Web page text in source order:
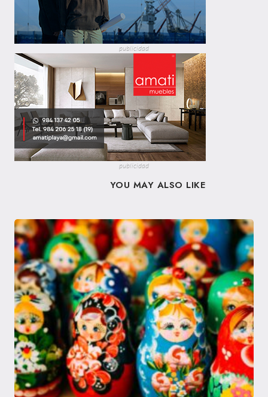
publicidad
publicidad
YOU MAY ALSO LIKE